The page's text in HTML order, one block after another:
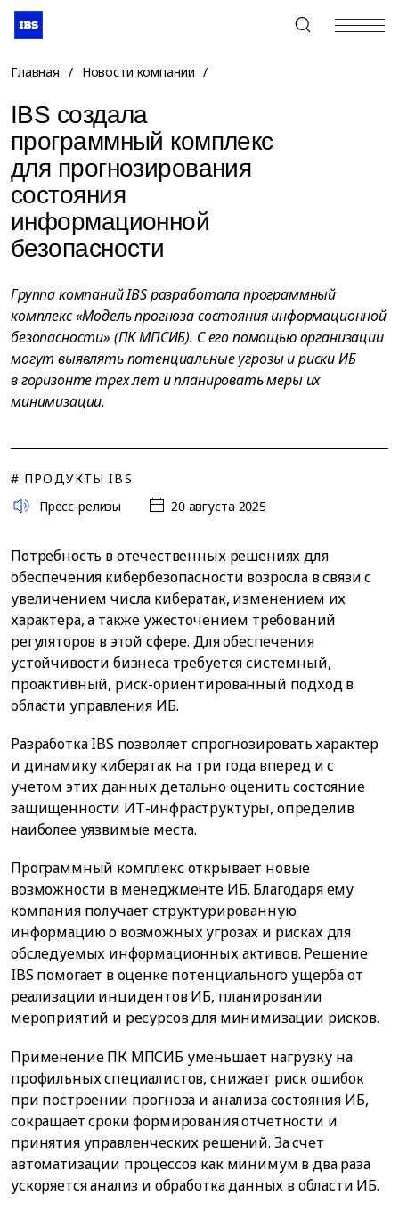
+7 (495) 967-80-80
Главная / Новости компании /
IBS создала
программный комплекс
для прогнозирования
состояния
информационной
безопасности
Группа компаний IBS разработала программный
комплекс «Модель прогноза состояния информационной
безопасности» (ПК МПСИБ). С его помощью организации
могут выявлять потенциальные угрозы и риски ИБ
в горизонте трех лет и планировать меры их
минимизации.
# ПРОДУКТЫ IBS
Пресс-релизы
20 августа 2025
Потребность в отечественных решениях для
обеспечения кибербезопасности возросла в связи с
увеличением числа кибератак, изменением их
характера, а также ужесточением требований
регуляторов в этой сфере. Для обеспечения
устойчивости бизнеса требуется системный,
проактивный, риск-ориентированный подход в
области управления ИБ.
Разработка IBS позволяет спрогнозировать характер
и динамику кибератак на три года вперед и с
учетом этих данных детально оценить состояние
защищенности ИТ-инфраструктуры, определив
наиболее уязвимые места.
Программный комплекс открывает новые
возможности в менеджменте ИБ. Благодаря ему
компания получает структурированную
информацию о возможных угрозах и рисках для
обследуемых информационных активов. Решение
IBS помогает в оценке потенциального ущерба от
реализации инцидентов ИБ, планировании
мероприятий и ресурсов для минимизации рисков.
Применение ПК МПСИБ уменьшает нагрузку на
профильных специалистов, снижает риск ошибок
при построении прогноза и анализа состояния ИБ,
сокращает сроки формирования отчетности и
принятия управленческих решений. За счет
автоматизации процессов как минимум в два раза
ускоряется анализ и обработка данных в области ИБ.